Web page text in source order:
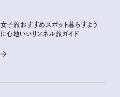
女子旅おすすめスポット暮らすよう
に心地いいリンネル旅ガイド